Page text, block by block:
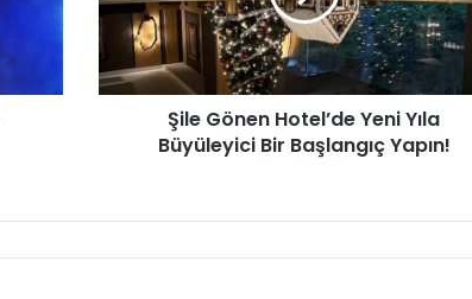
ö
n
e
n
l
Şile Gönen Hotel’de Yeni Yıla
Büyüleyici Bir Başlangıç Yapın!